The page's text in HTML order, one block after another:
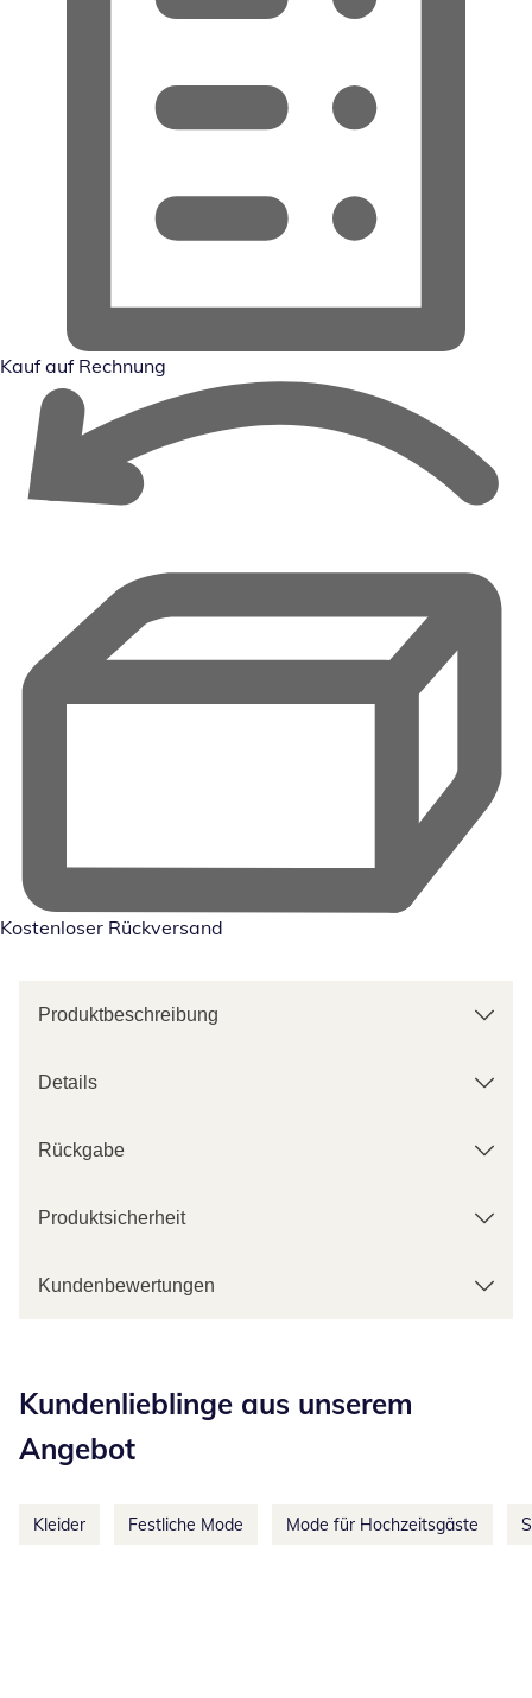
Kauf auf Rechnung
Kostenloser Rückversand
Produktbeschreibung
Details
Rückgabe
Produktsicherheit
Kundenbewertungen
Kundenlieblinge aus unserem
Angebot
Kleider Festliche Mode Mode für Hochzeitsgäste